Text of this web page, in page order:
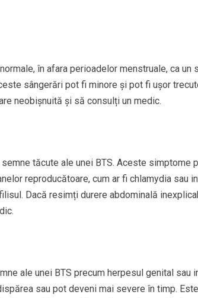
în afara perioadelor menstruale, ca un
sângerări pot fi minore și pot fi ușor
neobișnuită și să consulți un medic.
tăcute ale unei BTS. Aceste simptome
reproducătoare, cum ar fi chlamydia sau
Dacă resimți durere abdominală
ale unei BTS precum herpesul genital sau
sau pot deveni mai severe în timp.